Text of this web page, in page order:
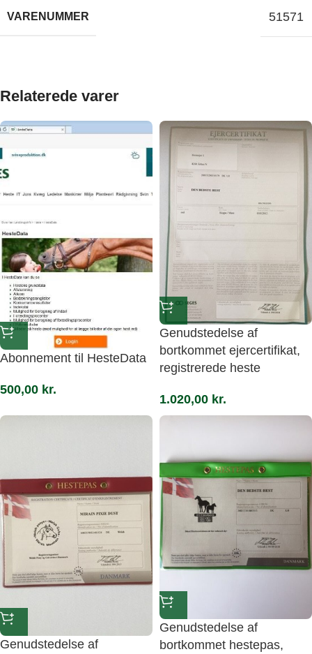
VARENUMMER 51571
Relaterede varer
Abonnement til HesteData
500,00 kr.
Genudstedelse af
bortkommet ejercertifikat,
registrerede heste
1.020,00 kr.
Genudstedelse af
Genudstedelse af
bortkommet hestepas,